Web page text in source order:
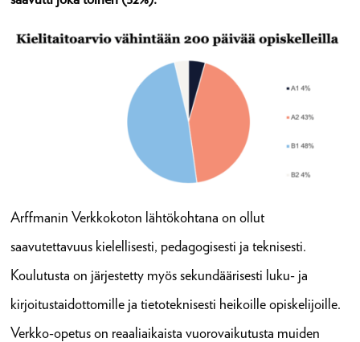
Arffmanin Verkkokoton lähtökohtana on ollut
saavutettavuus kielellisesti, pedagogisesti ja teknisesti.
Koulutusta on järjestetty myös sekundäärisesti luku- ja
kirjoitustaidottomille ja tietoteknisesti heikoille opiskelijoille.
Verkko-opetus on reaaliaikaista vuorovaikutusta muiden